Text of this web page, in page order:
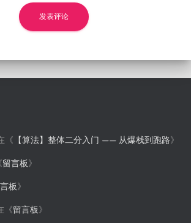
《 【算法】整体二分入门 —— 从爆栈到跑路》
留言板》
板》
《留言板》